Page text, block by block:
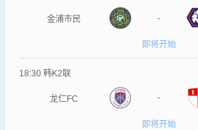
金浦市民 -
即将开始
18:30 韩K2联
龙仁FC -
即将开始